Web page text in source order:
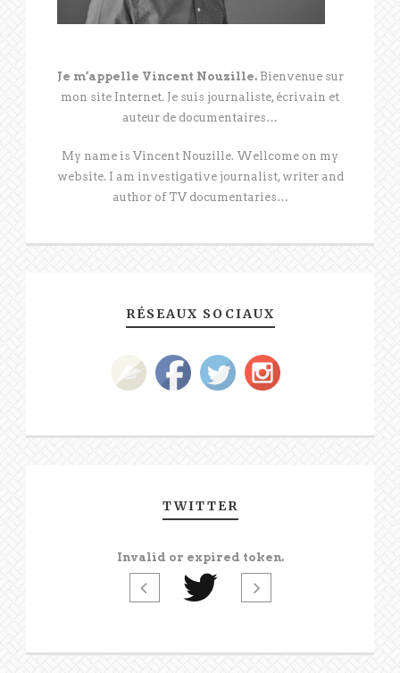
Je m’appelle Vincent Nouzille.Bienvenue sur
mon site Internet. Je suis journaliste, écrivain et
auteur de documentaires…
My name is Vincent Nouzille. Wellcome on my
website. I am investigative journalist, writer and
author of TV documentaries…
RÉSEAUX SOCIAUX
TWITTER
Invalid or expired token.